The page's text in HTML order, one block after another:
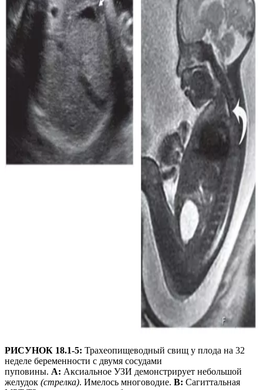
РИСУНОК 18.1-5: Трахеопищеводный свищ у плода на 32
неделе беременности с двумя сосудами
пуповины. A: Аксиальное УЗИ демонстрирует небольшой
желудок (стрелка). Имелось многоводие. B: Сагиттальная